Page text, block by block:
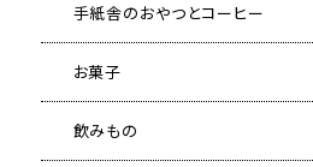
手紙舎のおやつとコーヒー
お菓子
飲みもの